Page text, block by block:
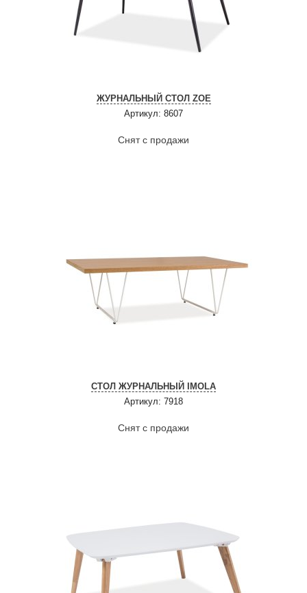
ЖУРНАЛЬНЫЙ СТОЛ ZOE
Артикул: 8607
Снят с продажи
СТОЛ ЖУРНАЛЬНЫЙ IMOLA
Артикул: 7918
Снят с продажи